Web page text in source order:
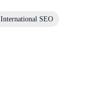
International SEO